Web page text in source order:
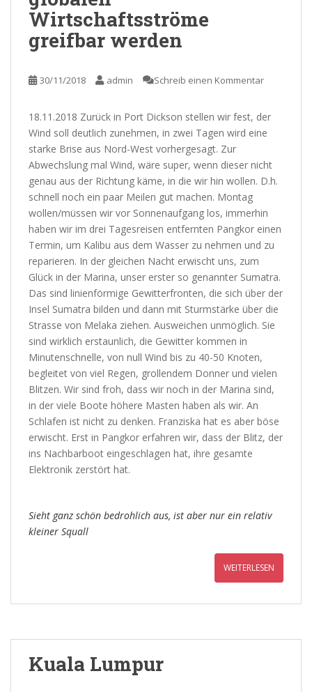
Wirtschaftsströme
greifbar werden
30/11/2018 admin Schreib einen Kommentar
18.11.2018 Zurück in Port Dickson stellen wir fest, der
Wind soll deutlich zunehmen, in zwei Tagen wird eine
starke Brise aus Nord-West vorhergesagt. Zur
Abwechslung mal Wind, wäre super, wenn dieser nicht
genau aus der Richtung käme, in die wir hin wollen. D.h.
schnell noch ein paar Meilen gut machen. Montag
wollen/müssen wir vor Sonnenaufgang los, immerhin
haben wir im drei Tagesreisen entfernten Pangkor einen
Termin, um Kalibu aus dem Wasser zu nehmen und zu
reparieren. In der gleichen Nacht erwischt uns, zum
Glück in der Marina, unser erster so genannter Sumatra.
Das sind linienförmige Gewitterfronten, die sich über der
Insel Sumatra bilden und dann mit Sturmstärke über die
Strasse von Melaka ziehen. Ausweichen unmöglich. Sie
sind wirklich erstaunlich, die Gewitter kommen in
Minutenschnelle, von null Wind bis zu 40-50 Knoten,
begleitet von viel Regen, grollendem Donner und vielen
Blitzen. Wir sind froh, dass wir noch in der Marina sind,
in der viele Boote höhere Masten haben als wir. An
Schlafen ist nicht zu denken. Franziska hat es aber böse
erwischt. Erst in Pangkor erfahren wir, dass der Blitz, der
ins Nachbarboot eingeschlagen hat, ihre gesamte
Elektronik zerstört hat.
Sieht ganz schön bedrohlich aus, ist aber nur ein relativ
kleiner Squall
WEITERLESEN
Kuala Lumpur